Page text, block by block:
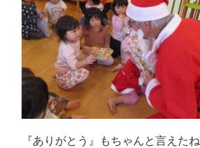
『ありがとう』もちゃんと言えたね